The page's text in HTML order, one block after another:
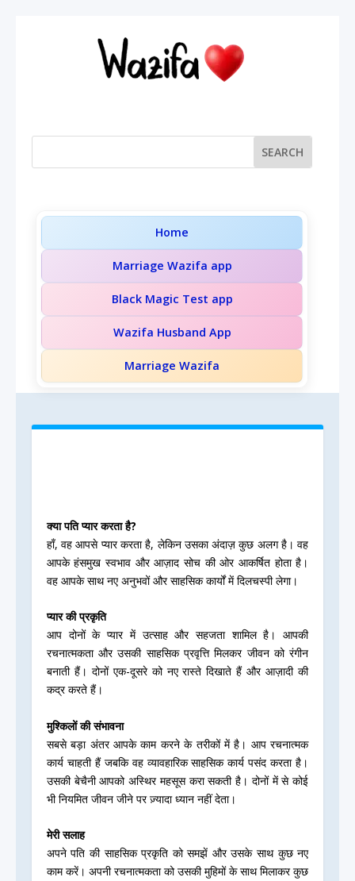
Home
Marriage Wazifa app
Black Magic Test app
Wazifa Husband App
Marriage Wazifa
क्या पति प्यार करता है?
हाँ, वह आपसे प्यार करता है, लेकिन उसका अंदाज़ कुछ अलग है। वह
आपके हंसमुख स्वभाव और आज़ाद सोच की ओर आकर्षित होता है।
वह आपके साथ नए अनुभवों और साहसिक कार्यों में दिलचस्पी लेगा।
प्यार की प्रकृति
आप दोनों के प्यार में उत्साह और सहजता शामिल है। आपकी
रचनात्मकता और उसकी साहसिक प्रवृत्ति मिलकर जीवन को रंगीन
बनाती हैं। दोनों एक-दूसरे को नए रास्ते दिखाते हैं और आज़ादी की
कद्र करते हैं।
मुश्किलों की संभावना
सबसे बड़ा अंतर आपके काम करने के तरीकों में है। आप रचनात्मक
कार्य चाहती हैं जबकि वह व्यावहारिक साहसिक कार्य पसंद करता है।
उसकी बेचैनी आपको अस्थिर महसूस करा सकती है। दोनों में से कोई
भी नियमित जीवन जीने पर ज़्यादा ध्यान नहीं देता।
मेरी सलाह
अपने पति की साहसिक प्रकृति को समझें और उसके साथ कुछ नए
काम करें। अपनी रचनात्मकता को उसकी मुहिमों के साथ मिलाकर कुछ